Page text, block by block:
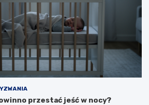
przestać jeść w nocy?